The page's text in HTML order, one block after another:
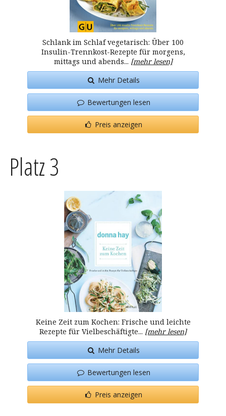
Schlank im Schlaf vegetarisch: Über 100
Insulin-Trennkost-Rezepte für morgens,
mittags und abends... [mehr lesen]
Mehr Details
Bewertungen lesen
Preis anzeigen
Platz 3
Keine Zeit zum Kochen: Frische und leichte
Rezepte für Vielbeschäftigte... [mehr lesen]
Mehr Details
Bewertungen lesen
Preis anzeigen